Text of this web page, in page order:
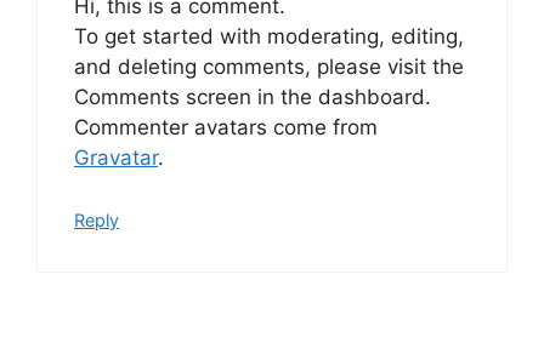
Hi, this is a comment.
To get started with moderating, editing,
and deleting comments, please visit the
Comments screen in the dashboard.
Commenter avatars come from
Gravatar.
Reply